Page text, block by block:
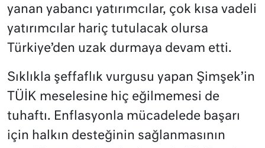
yanan yabancı yatırımcılar, çok kısa vadeli
yatırımcılar hariç tutulacak olursa
Türkiye’den uzak durmaya devam etti.
Sıklıkla şeffaflık vurgusu yapan Şimşek’in
TÜİK meselesine hiç eğilmemesi de
tuhaftı. Enflasyonla mücadelede başarı
için halkın desteğinin sağlanmasının